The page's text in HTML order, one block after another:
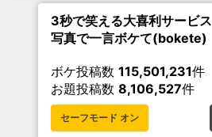
3秒で笑える大喜利サービス
写真で一言ボケて(bokete)
ボケ投稿数 115,501,231件
お題投稿数 8,106,527件
セーフモード オン